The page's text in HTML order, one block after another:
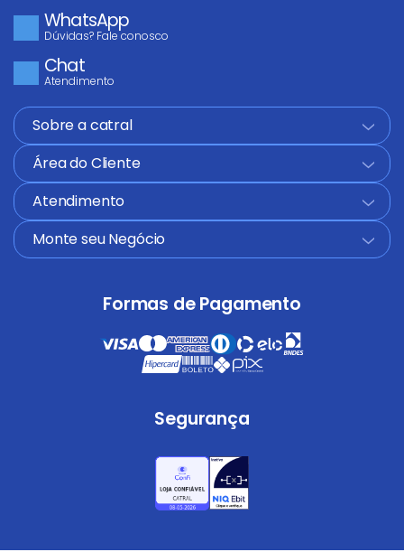
WhatsApp
Dúvidas? Fale conosco
Chat
Atendimento
Sobre a catral
+
Área do Cliente
+
Atendimento
+
Monte seu Negócio
+
Formas de Pagamento
Segurança